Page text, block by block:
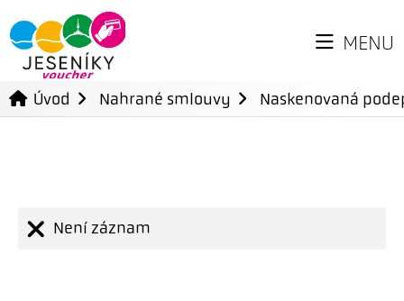
MENU
Úvod Nahrané smlouvy Naskenovaná
Není záznam